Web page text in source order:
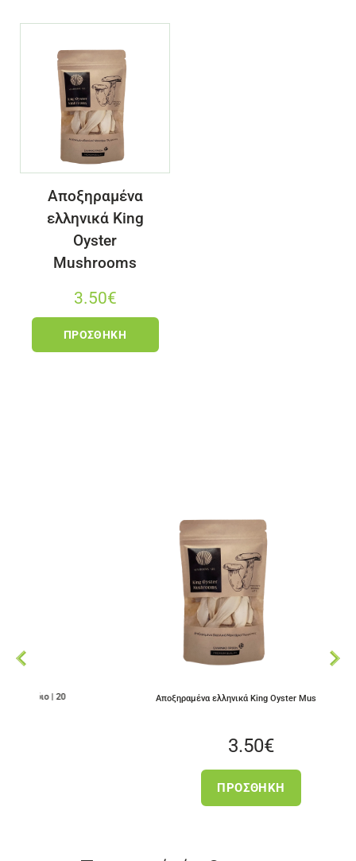
Αποξηραμένα
ελληνικά King
Oyster
Mushrooms
3.50€
ΠΡΟΣΘΉΚΗ
Αποξηραμένα ελληνικά King Oyster Mushrooms
ΠΡΟΣΘΉΚΗ